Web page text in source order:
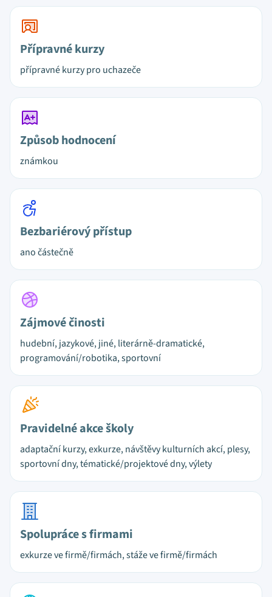
Přípravné kurzy
přípravné kurzy pro uchazeče
Způsob hodnocení
známkou
Bezbariérový přístup
ano částečně
Zájmové činosti
hudební, jazykové, jiné, literárně-dramatické,
programování/robotika, sportovní
Pravidelné akce školy
adaptační kurzy, exkurze, návštěvy kulturních akcí, plesy,
sportovní dny, tématické/projektové dny, výlety
Spolupráce s firmami
exkurze ve firmě/firmách, stáže ve firmě/firmách